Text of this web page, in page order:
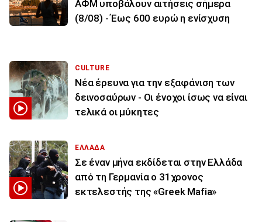
ΑΦΜ υποβάλουν αιτήσεις σήμερα
(8/08) - Έως 600 ευρώ η ενίσχυση
CULTURE
Νέα έρευνα για την εξαφάνιση των
δεινοσαύρων - Οι ένοχοι ίσως να είναι
τελικά οι μύκητες
ΕΛΛΑΔΑ
Σε έναν μήνα εκδίδεται στην Ελλάδα
από τη Γερμανία ο 31χρονος
εκτελεστής της «Greek Mafia»